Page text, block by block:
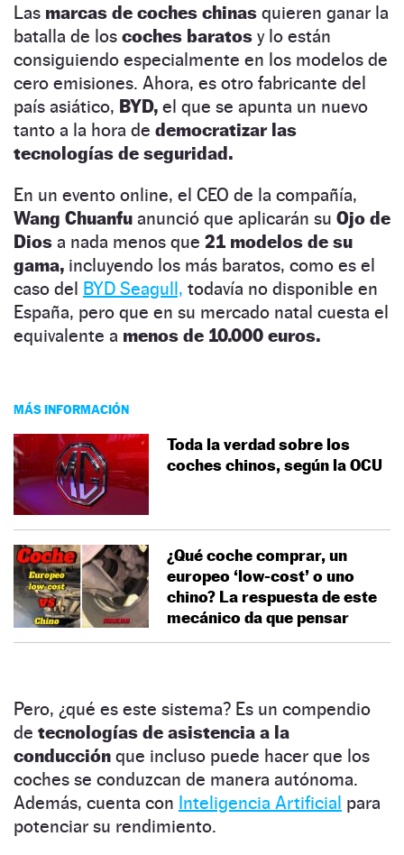
Las marcas de coches chinas quieren ganar la
batalla de los coches baratos y lo están
consiguiendo especialmente en los modelos de
cero emisiones. Ahora, es otro fabricante del
país asiático, BYD, el que se apunta un nuevo
tanto a la hora de democratizar las
tecnologías de seguridad.
En un evento online, el CEO de la compañía,
Wang Chuanfu anunció que aplicarán su Ojo de
Dios a nada menos que 21 modelos de su
gama, incluyendo los más baratos, como es el
caso del BYD Seagull, todavía no disponible en
España, pero que en su mercado natal cuesta el
equivalente a menos de 10.000 euros.
MÁS INFORMACIÓN
Toda la verdad sobre los
coches chinos, según la OCU
¿Qué coche comprar, un
europeo ‘low-cost’ o uno
chino? La respuesta de este
mecánico da que pensar
Pero, ¿qué es este sistema? Es un compendio
de tecnologías de asistencia a la
conducción que incluso puede hacer que los
coches se conduzcan de manera autónoma.
Además, cuenta con Inteligencia Artificial para
potenciar su rendimiento.